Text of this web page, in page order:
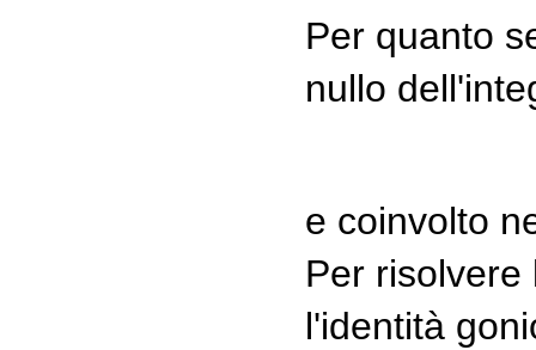
Per quanto
nullo
e coinvolto
Per
l'identità